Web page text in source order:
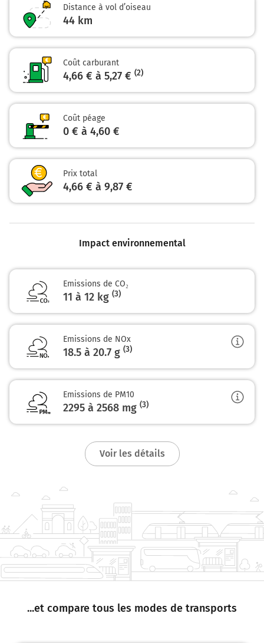
Tourner à gauche sur Rue Lutter Sandersdorf et
continuer sur 180 mètres
Villeneuve-de-Marsan
40190
Distance à vol d’oiseau
44 km
Coût carburant
4,66 € à 5,27 € (2)
Coût péage
0 € à 4,60 €
Prix total
4,66 € à 9,87 €
Impact environnemental
Emissions de CO₂
11 à 12 kg (3)
Emissions de NOx
18.5 à 20.7 g (3)
Emissions de PM10
2295 à 2568 mg (3)
Voir les détails
...et compare tous les modes de transports